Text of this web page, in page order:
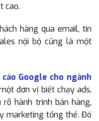
cao.
hàng qua email, tin
nội bộ cũng là một
Google cho ngành
đơn vị biết chạy ads,
hành trình bán hàng,
marketing tổng thể. Đó